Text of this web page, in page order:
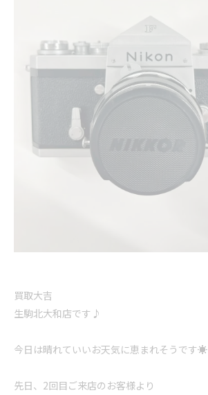
買取大吉
生駒北大和店です♪
今日は晴れていいお天気に恵まれそうです☀
先日、2回目ご来店のお客様より